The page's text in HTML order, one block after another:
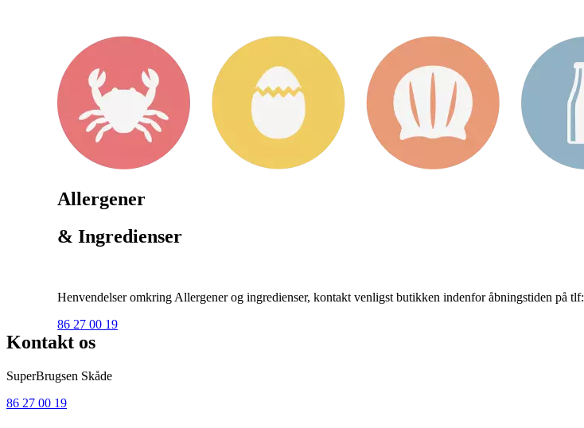
Allergener
& Ingredienser
Henvendelser omkring Allergener og ingredienser, kontakt venligst butikken indenfor åbningstiden på tlf:
86 27 00 19
Kontakt os
SuperBrugsen Skåde
86 27 00 19